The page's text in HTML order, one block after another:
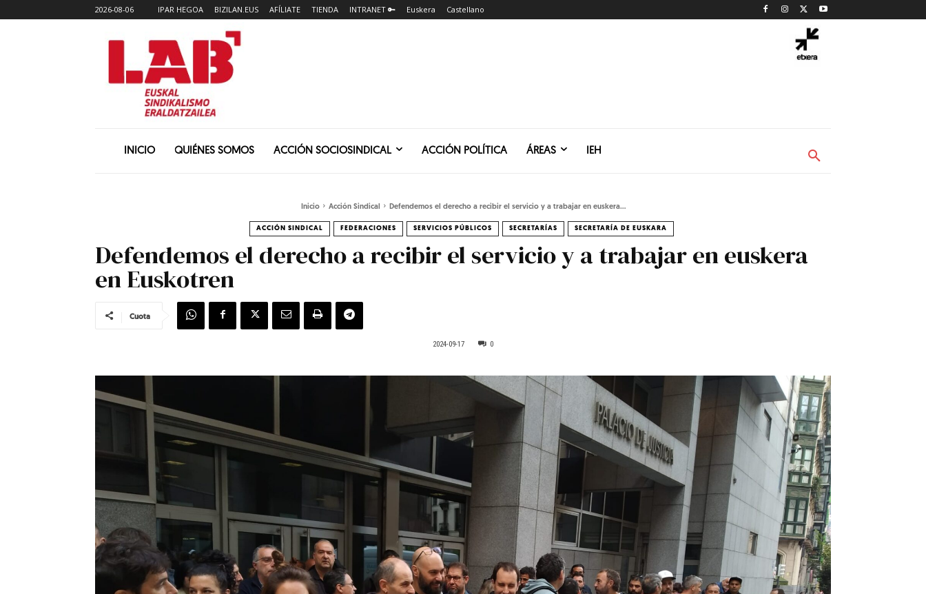
2026-08-06 IPAR HEGOA BIZILAN.EUS AFÍLIATE TIENDA INTRANET 🔑 Euskera Castellano
INICIO QUIÉNES SOMOS ACCIÓN SOCIOSINDICAL ACCIÓN POLÍTICA ÁREAS IEH
Inicio Acción Sindical Defendemos el derecho a recibir el servicio y a trabajar en euskera...
ACCIÓN SINDICAL FEDERACIONES SERVICIOS PÚBLICOS SECRETARÍAS SECRETARÍA DE EUSKARA
Defendemos el derecho a recibir el servicio y a trabajar en euskera
en Euskotren
Cuota
2024-09-17 0